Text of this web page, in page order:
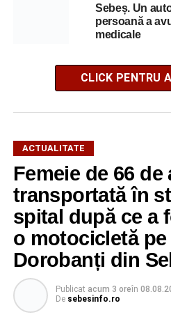
Sebeș. Un
persoană a
medicale
CLICK PENTRU
ACTUALITATE
Femeie de 66 de
transportată în
spital după ce a
o motocicletă
Dorobanți din
Publicat acum 3 oreîn
De sebesinfo.ro